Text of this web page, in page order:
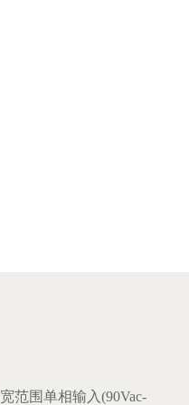
宽范围单相输入(90Vac-